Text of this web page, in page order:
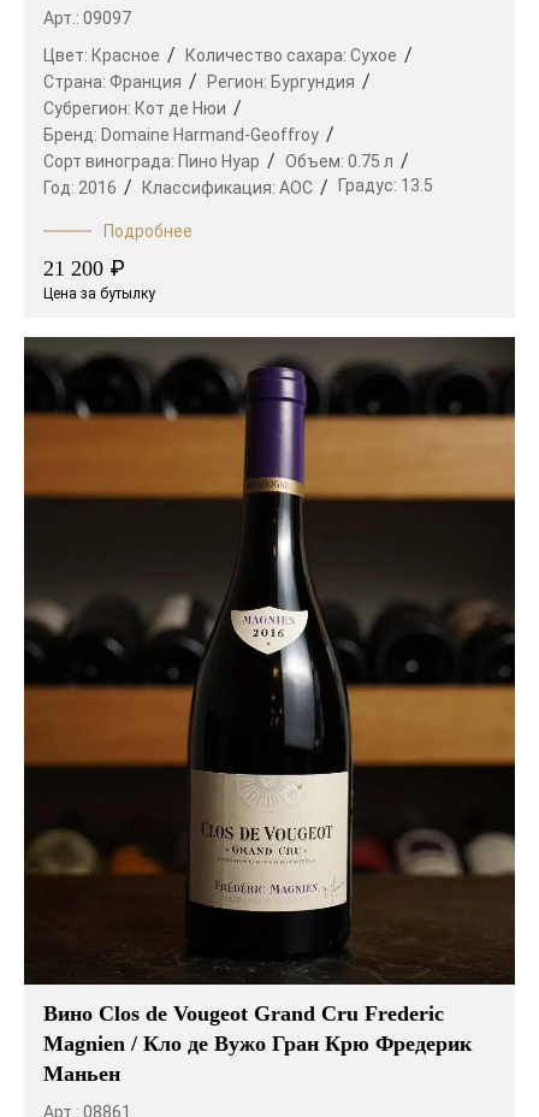
Арт.: 09097
Цвет: Красное Количество сахара: Сухое
Страна: Франция Регион: Бургундия
Субрегион: Кот де Нюи
Бренд: Domaine Harmand-Geoffroy
Сорт винограда: Пино Нуар Объем: 0.75 л
Год: 2016 Классификация: AOC Градус: 13.5
Подробнее
21 200 ₽
Цена за бутылку
Вино Clos de Vougeot Grand Cru Frederic
Magnien / Кло де Вужо Гран Крю Фредерик
Маньен
Арт.: 08861